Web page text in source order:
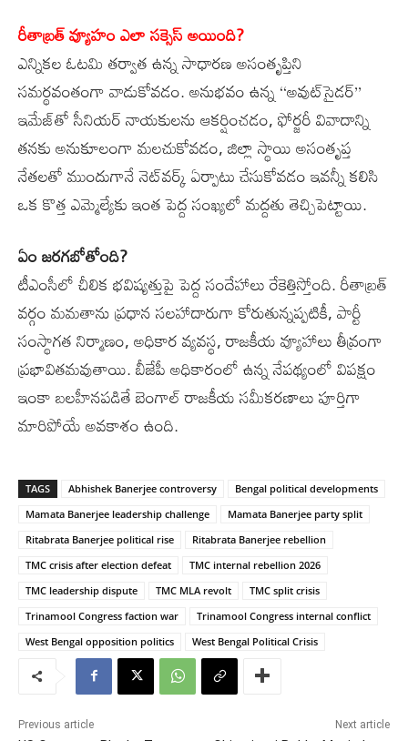
రీతాబ్రత్‌ వ్యూహం ఎలా సక్సెస్‌ అయింది?
ఎన్నికల ఓటమి తర్వాత ఉన్న సాధారణ అసంతృప్తిని
సమర్థవంతంగా వాడుకోవడం. అనుభవం ఉన్న ‘‘అవుట్‌సైడర్‌’’
ఇమేజ్‌తో సీనియర్‌ నాయకులను ఆకర్షించడం, ఫోర్జరీ వివాదాన్ని
తనకు అనుకూలంగా మలచుకోవడం, జిల్లా స్థాయి అసంతృప్త
నేతలతో ముందుగానే నెట్‌వర్క్‌ ఏర్పాటు చేసుకోవడం ఇవన్నీ కలిసి
ఒక కొత్త ఎమ్మెల్యేకు ఇంత పెద్ద సంఖ్యలో మద్దతు తెచ్చిపెట్టాయి.
ఏం జరగబోతోంది?
టీఎంసీలో చీలిక భవిష్యత్తుపై పెద్ద సందేహాలు రేకెత్తిస్తోంది. రీతాబ్రత్‌
వర్గం మమతాను ప్రధాన సలహాదారుగా కోరుతున్నప్పటికీ, పార్టీ
సంస్థాగత నిర్మాణం, అధికార వ్యవస్థ, రాజకీయ వ్యూహాలు తీవ్రంగా
ప్రభావితమవుతాయి. బీజేపీ అధికారంలో ఉన్న నేపథ్యంలో విపక్షం
ఇంకా బలహీనపడితే బెంగాల్‌ రాజకీయ సమీకరణాలు పూర్తిగా
మారిపోయే అవకాశం ఉంది.
TAGS Abhishek Banerjee controversy
Bengal political developments
Mamata Banerjee leadership challenge
Mamata Banerjee party split
Ritabrata Banerjee political rise
Ritabrata Banerjee rebellion
TMC crisis after election defeat
TMC internal rebellion 2026
TMC leadership dispute
TMC MLA revolt
TMC split crisis
Trinamool Congress faction war
Trinamool Congress internal conflict
West Bengal opposition politics
West Bengal Political Crisis
Previous article Next article